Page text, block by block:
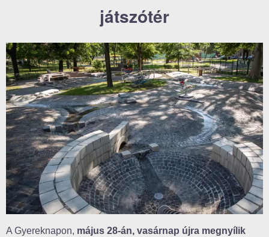
játszótér
A Gyereknapon, május 28-án, vasárnap újra megnyílik